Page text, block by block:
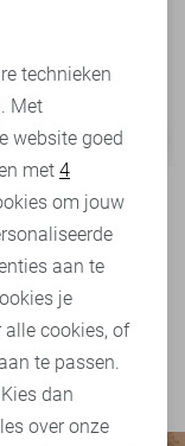
technieken
Met
website goed
met 4
om jouw
aan te
je
alle cookies, of
te passen.
dan
over onze